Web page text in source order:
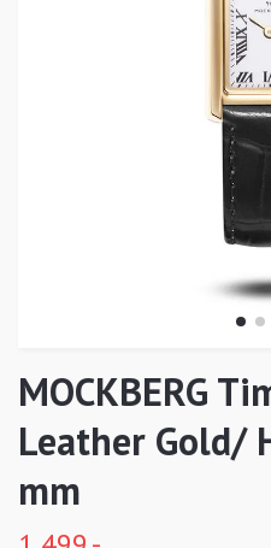
MOCKBERG
Leather Gold/
mm